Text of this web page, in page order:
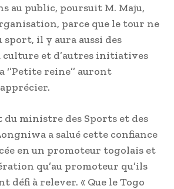
au public, poursuit M. Maju,
parce que le tour ne
sport, il y aura aussi des
culture et d’autres initiatives
‘’Petite reine’’ auront
du ministre des Sports et des
a salué cette confiance
en un promoteur togolais et
qu’au promoteur qu’ils
défi à relever. « Que le Togo